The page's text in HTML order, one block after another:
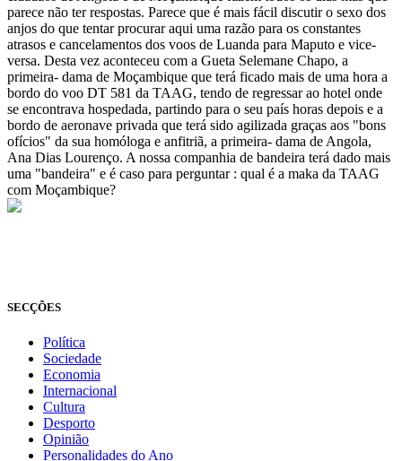
parece não ter respostas. Parece que é mais fácil discutir o sexo dos
anjos do que tentar procurar aqui uma razão para os constantes
atrasos e cancelamentos dos voos de Luanda para Maputo e vice-
versa. Desta vez aconteceu com a Gueta Selemane Chapo, a
primeira- dama de Moçambique que terá ficado mais de uma hora a
bordo do voo DT 581 da TAAG, tendo de regressar ao hotel onde
se encontrava hospedada, partindo para o seu país horas depois e a
bordo de aeronave privada que terá sido agilizada graças aos "bons
ofícios" da sua homóloga e anfitriã, a primeira- dama de Angola,
Ana Dias Lourenço. A nossa companhia de bandeira terá dado mais
uma "bandeira" e é caso para perguntar : qual é a maka da TAAG
com Moçambique?
SECÇÕES
Política
Sociedade
Economia
Internacional
Cultura
Desporto
Opinião
Personalidades do Ano